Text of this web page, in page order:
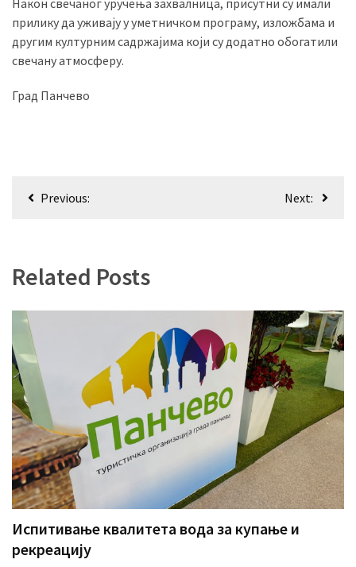
Након свечаног уручења захвалница, присутни су имали
прилику да уживају у уметничком програму, изложбама и
другим културним садржајима који су додатно обогатили
свечану атмосферу.
Град Панчево
Кретање
Previous: Next:
Related Posts
Испитивање квалитета вода за купање и
рекреацију